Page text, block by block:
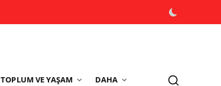
TOPLUM VE YAŞAM DAHA